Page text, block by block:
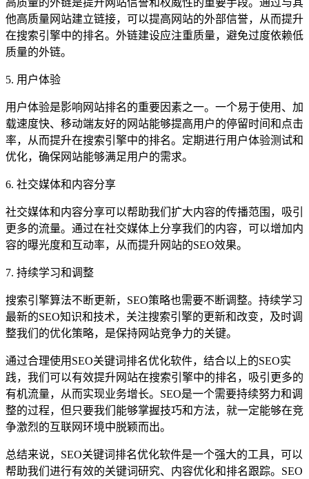
高质量的外链是提升网站信誉和权威性的重要手段。通过与其
他高质量网站建立链接，可以提高网站的外部信誉，从而提升
在搜索引擎中的排名。外链建设应注重质量，避免过度依赖低
质量的外链。
5. 用户体验
用户体验是影响网站排名的重要因素之一。一个易于使用、加
载速度快、移动端友好的网站能够提高用户的停留时间和点击
率，从而提升在搜索引擎中的排名。定期进行用户体验测试和
优化，确保网站能够满足用户的需求。
6. 社交媒体和内容分享
社交媒体和内容分享可以帮助我们扩大内容的传播范围，吸引
更多的流量。通过在社交媒体上分享我们的内容，可以增加内
容的曝光度和互动率，从而提升网站的SEO效果。
7. 持续学习和调整
搜索引擎算法不断更新，SEO策略也需要不断调整。持续学习
最新的SEO知识和技术，关注搜索引擎的更新和改变，及时调
整我们的优化策略，是保持网站竞争力的关键。
通过合理使用SEO关键词排名优化软件，结合以上的SEO实
践，我们可以有效提升网站在搜索引擎中的排名，吸引更多的
有机流量，从而实现业务增长。SEO是一个需要持续努力和调
整的过程，但只要我们能够掌握技巧和方法，就一定能够在竞
争激烈的互联网环境中脱颖而出。
总结来说，SEO关键词排名优化软件是一个强大的工具，可以
帮助我们进行有效的关键词研究、内容优化和排名跟踪。SEO